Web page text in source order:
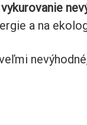
a na